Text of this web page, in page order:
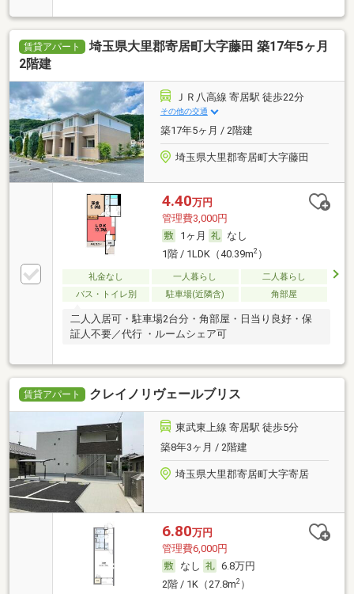
賃貸アパート
埼玉県大里郡寄居町大字藤田 築17年5ヶ月
2階建
ＪＲ八高線 寄居駅 徒歩22分
その他の交通
築17年5ヶ月 / 2階建
埼玉県大里郡寄居町大字藤田
4.40万円
管理費3,000円
1ヶ月
なし
1階 / 1LDK（40.39m2）
礼金なし 一人暮らし
二人暮らし
バス・トイレ別
駐車場(近隣含) 角部屋
二人入居可・駐車場2台分・角部屋・日当り良好・保
証人不要／代行 ・ルームシェア可
賃貸アパート クレイノリヴェールブリス
東武東上線 寄居駅 徒歩5分
築8年3ヶ月 / 2階建
埼玉県大里郡寄居町大字寄居
6.80万円
管理費6,000円
なし
6.8万円
2階 / 1K（27.8m2）